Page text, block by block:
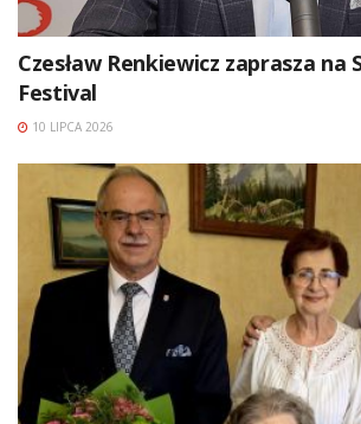
Czesław Renkiewicz zaprasza na
Festival
10 LIPCA 2026